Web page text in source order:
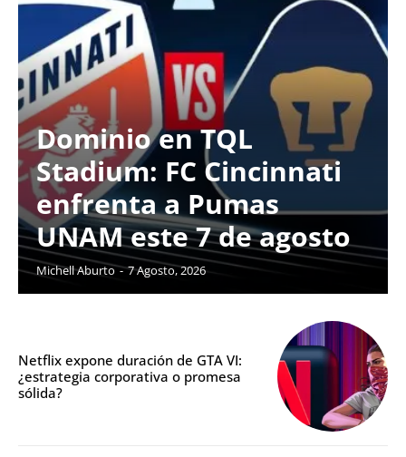
Dominio en TQL
Stadium: FC Cincinnati
enfrenta a Pumas
UNAM este 7 de agosto
Michell Aburto - 7 Agosto, 2026
Netflix expone duración de GTA VI:
¿estrategia corporativa o promesa
sólida?